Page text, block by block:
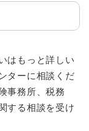
した
お知らせのRSS
はもっと詳しい
ターに相談くだ
事務所、税務
する相談を受け